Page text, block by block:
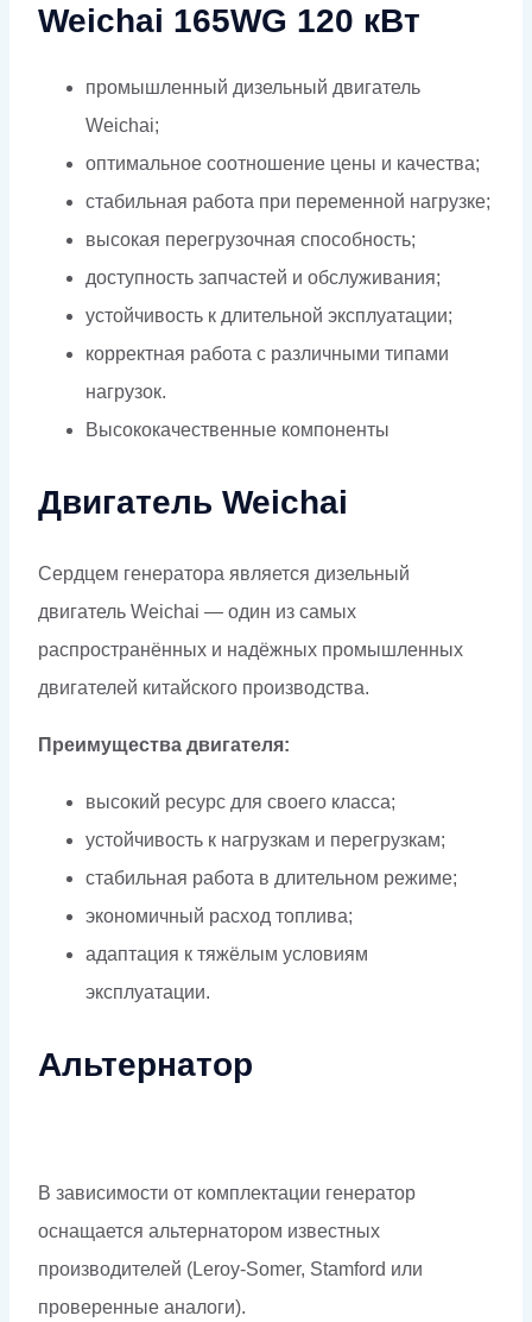
Weichai 165WG 120 кВт
промышленный дизельный двигатель
Weichai;
оптимальное соотношение цены и качества;
стабильная работа при переменной нагрузке;
высокая перегрузочная способность;
доступность запчастей и обслуживания;
устойчивость к длительной эксплуатации;
корректная работа с различными типами
нагрузок.
Высококачественные компоненты
Двигатель Weichai
Сердцем генератора является дизельный
двигатель Weichai — один из самых
распространённых и надёжных промышленных
двигателей китайского производства.
Преимущества двигателя:
высокий ресурс для своего класса;
устойчивость к нагрузкам и перегрузкам;
стабильная работа в длительном режиме;
экономичный расход топлива;
адаптация к тяжёлым условиям
эксплуатации.
Альтернатор
В зависимости от комплектации генератор
оснащается альтернатором известных
производителей (Leroy-Somer, Stamford или
проверенные аналоги).